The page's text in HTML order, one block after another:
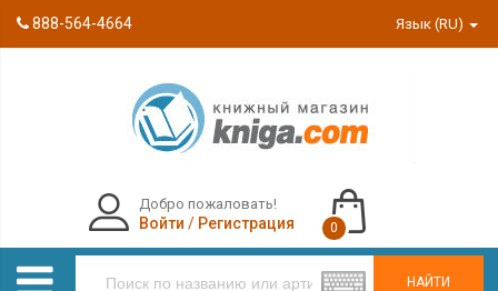
888-564-4664 Язык (RU)
НАЙТИ
Добро пожаловать!
Войти / Регистрация 0